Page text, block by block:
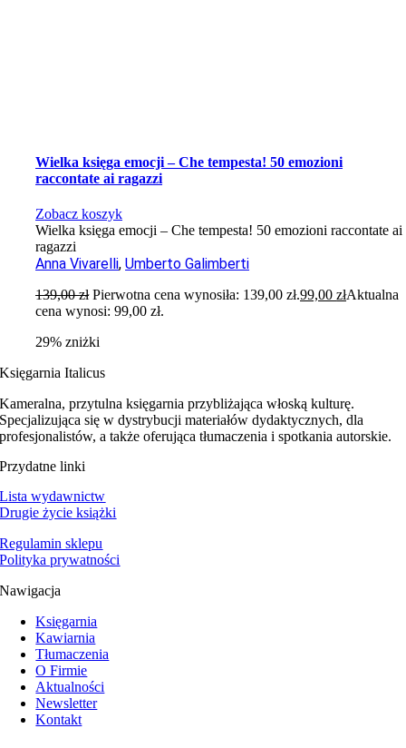
Wielka księga emocji – Che tempesta! 50 emozioni
raccontate ai ragazzi
Zobacz koszyk
Wielka księga emocji – Che tempesta! 50 emozioni raccontate ai
ragazzi
Anna Vivarelli,Umberto Galimberti
139,00zł Pierwotna cena wynosiła: 139,00 zł.99,00złAktualna
cena wynosi: 99,00 zł.
29% zniżki
Księgarnia Italicus
Kameralna, przytulna księgarnia przybliżająca włoską kulturę.
Specjalizująca się w dystrybucji materiałów dydaktycznych, dla
profesjonalistów, a także oferująca tłumaczenia i spotkania autorskie.
Przydatne linki
Lista wydawnictw
Drugie życie książki
Regulamin sklepu
Polityka prywatności
Nawigacja
Księgarnia
Kawiarnia
Tłumaczenia
O Firmie
Aktualności
Newsletter
Kontakt